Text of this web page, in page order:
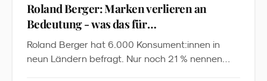
Roland Berger: Marken verlieren an
Bedeutung - was das für
Familienmarketing heißt
Roland Berger hat 6.000 Konsument:innen in
neun Ländern befragt. Nur noch 21 % nennen